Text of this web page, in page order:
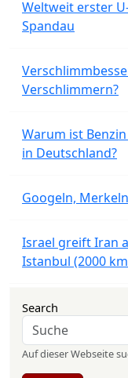
Weltweit erster
Spandau
Verschlimmern?
Warum ist
in Deutschland?
Googeln,
Israel greift Iran
Istanbul (2000
Search
Auf dieser Webseite